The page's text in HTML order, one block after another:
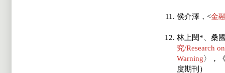
侯介澤，<金
林上閔*、桑
究/Research
Warning〉，
度期刊）